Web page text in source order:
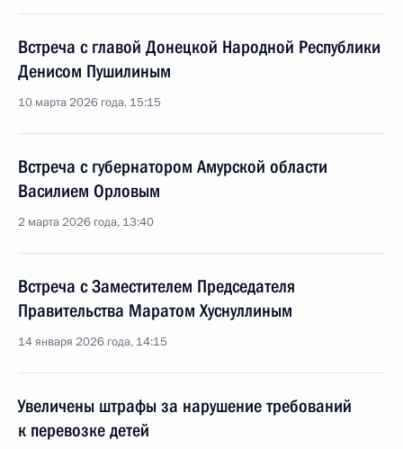
Встреча с главой Донецкой Народной Республики
Денисом Пушилиным
10 марта 2026 года, 15:15
Встреча с губернатором Амурской области
Василием Орловым
2 марта 2026 года, 13:40
Встреча с Заместителем Председателя
Правительства Маратом Хуснуллиным
14 января 2026 года, 14:15
Увеличены штрафы за нарушение требований
к перевозке детей